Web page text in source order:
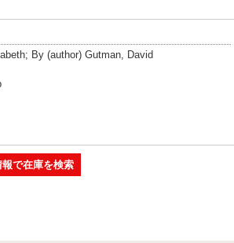
By (author) Gutman, David
報で在庫を検索